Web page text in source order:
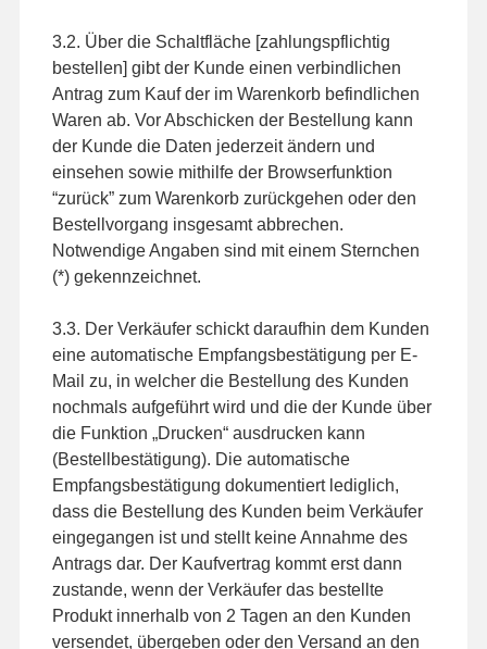
3.2. Über die Schaltfläche [zahlungspflichtig
bestellen] gibt der Kunde einen verbindlichen
Antrag zum Kauf der im Warenkorb befindlichen
Waren ab. Vor Abschicken der Bestellung kann
der Kunde die Daten jederzeit ändern und
einsehen sowie mithilfe der Browserfunktion
“zurück” zum Warenkorb zurückgehen oder den
Bestellvorgang insgesamt abbrechen.
Notwendige Angaben sind mit einem Sternchen
(*) gekennzeichnet.
3.3. Der Verkäufer schickt daraufhin dem Kunden
eine automatische Empfangsbestätigung per E-
Mail zu, in welcher die Bestellung des Kunden
nochmals aufgeführt wird und die der Kunde über
die Funktion „Drucken“ ausdrucken kann
(Bestellbestätigung). Die automatische
Empfangsbestätigung dokumentiert lediglich,
dass die Bestellung des Kunden beim Verkäufer
eingegangen ist und stellt keine Annahme des
Antrags dar. Der Kaufvertrag kommt erst dann
zustande, wenn der Verkäufer das bestellte
Produkt innerhalb von 2 Tagen an den Kunden
versendet, übergeben oder den Versand an den